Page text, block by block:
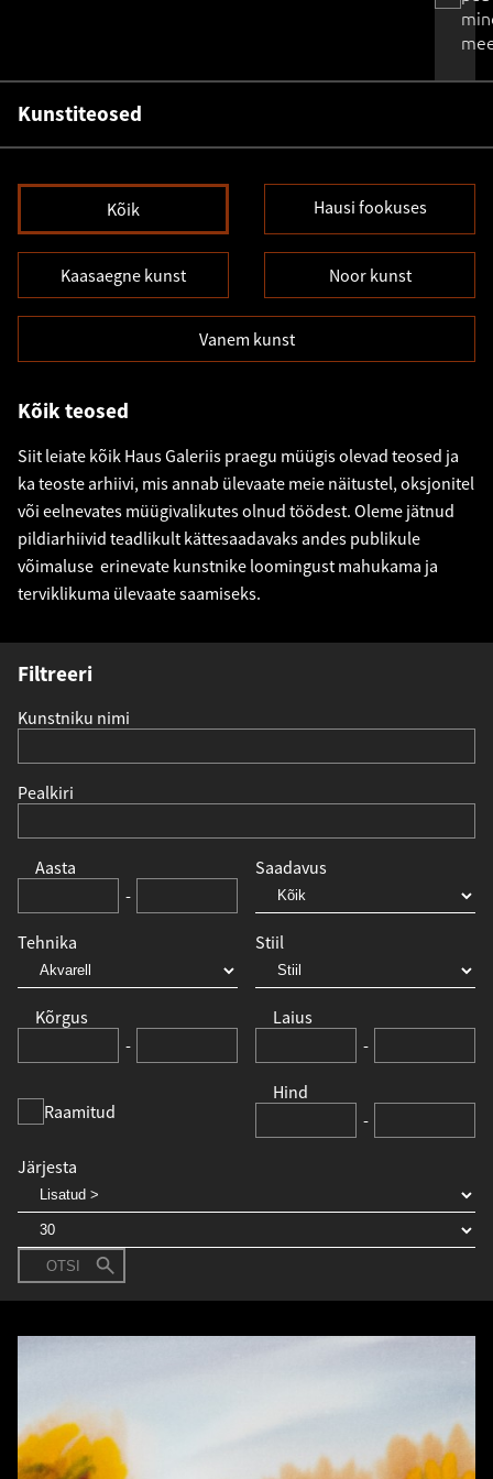
Kunstiteosed
Kõik Hausi fookuses
Kaasaegne kunst Noor kunst
Vanem kunst
Kõik teosed
Siit leiate kõik Haus Galeriis praegu müügis olevad teosed ja
ka teoste arhiivi, mis annab ülevaate meie näitustel, oksjonitel
või eelnevates müügivalikutes olnud töödest. Oleme jätnud
pildiarhiivid teadlikult kättesaadavaks andes publikule
võimaluse erinevate kunstnike loomingust mahukama ja
terviklikuma ülevaate saamiseks.
Filtreeri
Saadavus
Pealkiri
Kunstniku nimi
Kõrgus
-
Laius
-
Hind
-
Tehnika Stiil
Aasta
-
Raamitud
Järjesta
OTSI